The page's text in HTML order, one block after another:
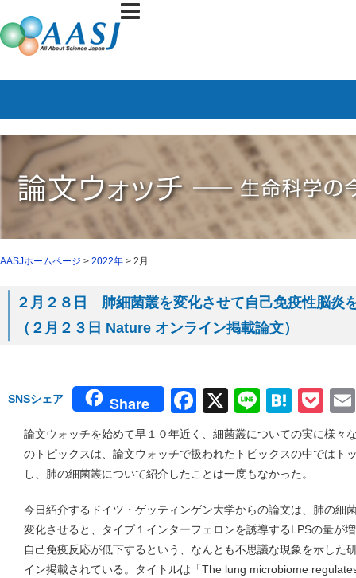
AASJホームページ > 2022年 > 2月
２月２８日 肺細菌叢を変化させて自己免疫性脳炎
（２月２３日 Nature オンライン掲載論文）
SNSシェア Share Facebook
X Line
論文ウォッチを始めて早１０年近く、細菌叢についての実に様々
のトピックスは、論文ウォッチで扱われたトピックスの中ではト
し、肺の細菌叢について紹介したことは一度もなかった。
今日紹介するドイツ・ゲッティンゲン大学からの論文は、肺の細
変化させると、タイプ１インターフェロンを誘導するLPSの量が
自己免疫反応が低下するという、なんとも不思議な現象を示した
イン掲載されている。タイトルは「The lung microbiome